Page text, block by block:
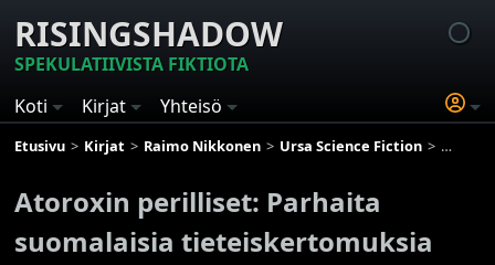
RISINGSHADOW
SPEKULATIIVISTA FIKTIOTA
Koti
Kirjat Yhteisö
Etusivu Kirjat Raimo Nikkonen Ursa Science Fiction
Atoroxin perilliset: Parhaita
suomalaisia tieteiskertomuksia